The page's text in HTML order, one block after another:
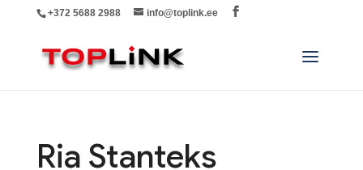
+372 5688 2988 info@toplink.ee
Ria Stanteks